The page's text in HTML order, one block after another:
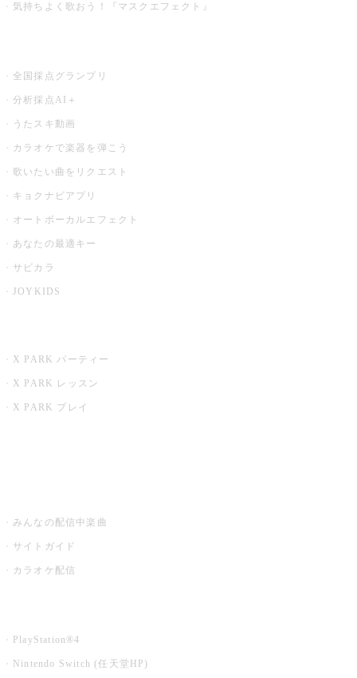
気持ちよく歌おう！『マスクエフェクト』
全国採点グランプリ
分析採点AI＋
うたスキ動画
カラオケで楽器を弾こう
歌いたい曲をリクエスト
キョクナビアプリ
オートボーカルエフェクト
あなたの最適キー
サビカラ
JOYKIDS
X PARK パーティー
X PARK レッスン
X PARK プレイ
みんなの配信中楽曲
サイトガイド
カラオケ配信
PlayStation®4
Nintendo Switch (任天堂HP)